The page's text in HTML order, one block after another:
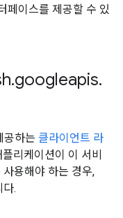
페이스를 제공할 수 있
.googleapis.
공하는 클라이언트 라
리케이션이 이 서비
용해야 하는 경우,
.